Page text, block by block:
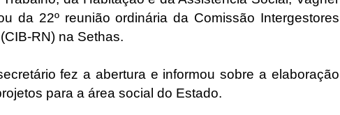
da 22º reunião ordinária da Comissão Intergestores
RN) na Sethas.
fez a abertura e informou sobre a elaboração
para a área social do Estado.